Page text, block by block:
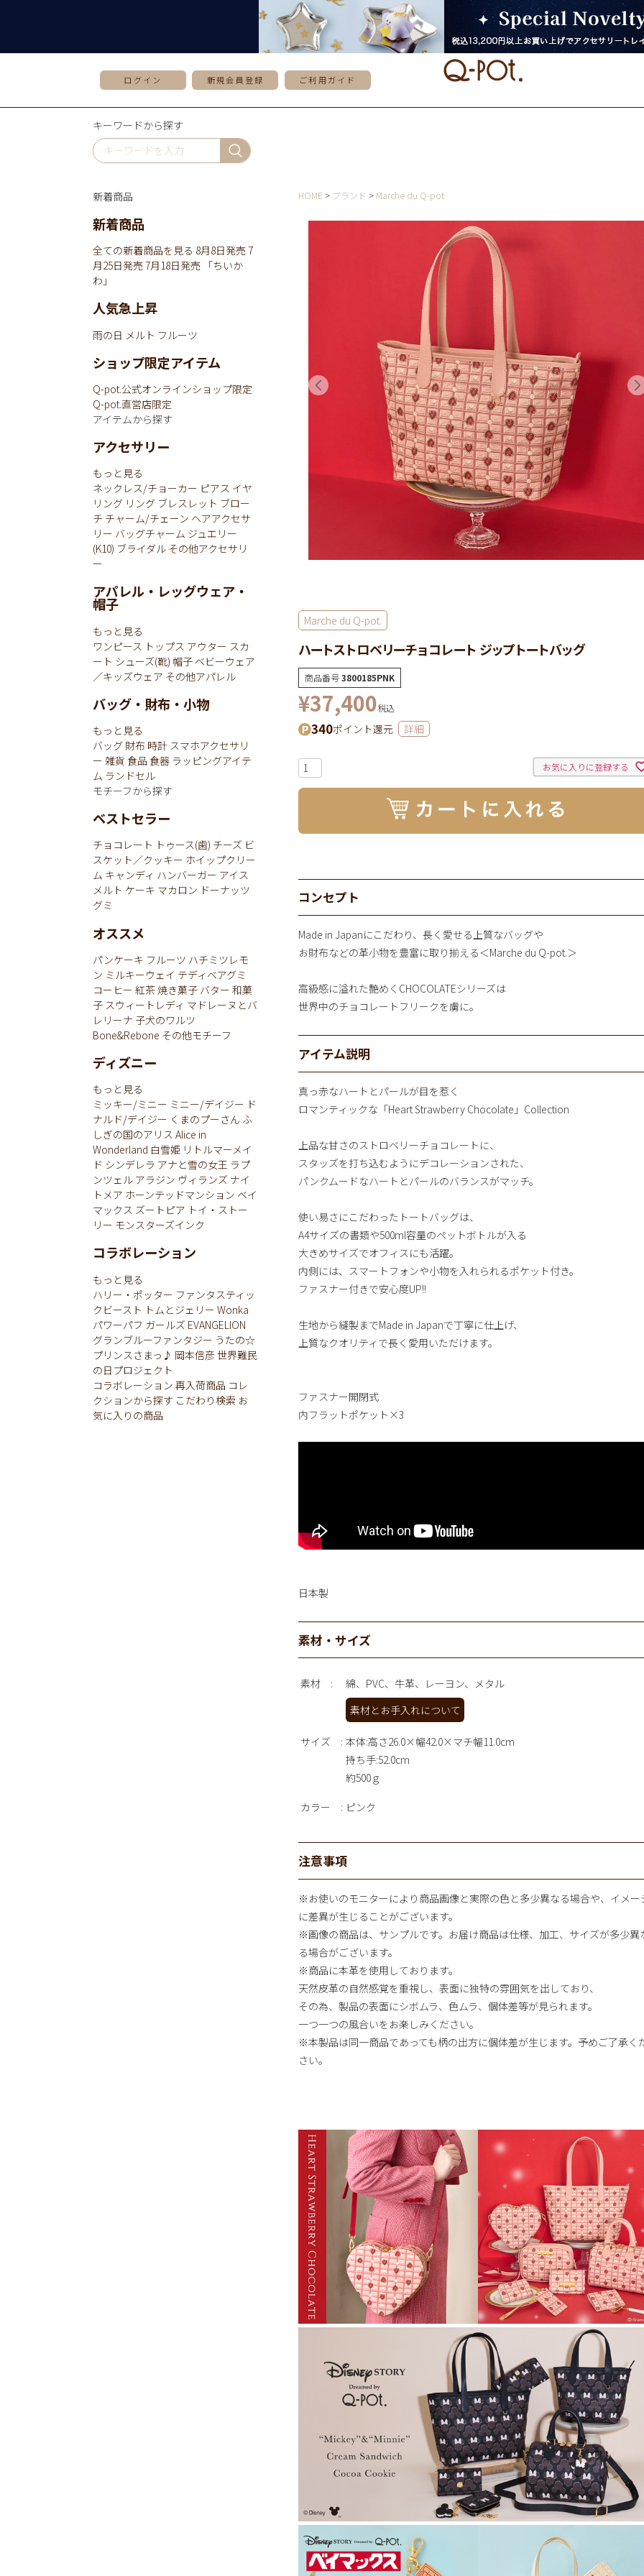
ログイン 新規会員登録 ご利用ガイド
キーワードから探す
HOME ブランド Marche du Q-pot.
Marche du Q-pot.
ハートストロベリーチョコレート ジップトートバッグ
商品番号3800185PNK
¥37,400税込
340ポイント還元 詳細
お気に入りに登録する
コンセプト
Made in Japanにこだわり、長く愛せる上質なバッグや
お財布などの革小物を豊富に取り揃える＜Marche du Q-pot.＞
高級感に溢れた艶めくCHOCOLATEシリーズは
世界中のチョコレートフリークを虜に。
アイテム説明
真っ赤なハートとパールが目を惹く
ロマンティックな「Heart Strawberry Chocolate」Collection
上品な甘さのストロベリーチョコレートに、
スタッズを打ち込むようにデコレーションされた、
パンクムードなハートとパールのバランスがマッチ。
使い易さにこだわったトートバッグは、
A4サイズの書類や500ml容量のペットボトルが入る
大きめサイズでオフィスにも活躍。
内側には、スマートフォンや小物を入れられるポケット付き。
ファスナー付きで安心度UP!!
生地から縫製までMade in Japanで丁寧に仕上げ、
上質なクオリティで長く愛用いただけます。
ファスナー開閉式
内フラットポケット×3
日本製
素材・サイズ
素材
綿、PVC、牛革、レーヨン、メタル
素材とお手入れについて
サイズ
本体:高さ26.0×幅42.0×マチ幅11.0cm
持ち手:52.0cm
約500ｇ
カラー ピンク
注意事項
※お使いのモニターにより商品画像と実際の色と多少異なる場合や、イメー
に差異が生じることがございます。
※画像の商品は、サンプルです。お届け商品は仕様、加工、サイズが多少異
る場合がございます。
※商品に本革を使用しております。
天然皮革の自然感覚を重視し、表面に独特の雰囲気を出しており、
その為、製品の表面にシボムラ、色ムラ、個体差等が見られます。
一つ一つの風合いをお楽しみください。
※本製品は同一商品であっても柄の出方に個体差が生じます。予めご了承く
さい。
新着商品
新着商品
全ての新着商品を見る 8月8日発売7
月25日発売7月18日発売 「ちいか
わ」
人気急上昇
雨の日 メルト フルーツ
ショップ限定アイテム
Q-pot.公式オンラインショップ限定
Q-pot.直営店限定
アイテムから探す
アクセサリー
もっと見る
ネックレス/チョーカー ピアス イヤ
リング リング ブレスレット ブロー
チ チャーム/チェーン ヘアアクセサ
リー バッグチャーム ジュエリー
(K10) ブライダル その他アクセサリ
ー
アパレル・レッグウェア・
帽子
もっと見る
ワンピース トップス アウター スカ
ート シューズ(靴) 帽子 ベビーウェア
／キッズウェア その他アパレル
バッグ・財布・小物
もっと見る
バッグ 財布 時計 スマホアクセサリ
ー 雑貨 食品 食器 ラッピングアイテ
ム ランドセル
モチーフから探す
ベストセラー
チョコレート トゥース(歯) チーズ ビ
スケット／クッキー ホイップクリー
ム キャンディ ハンバーガー アイス
メルト ケーキ マカロン ドーナッツ
グミ
オススメ
パンケーキ フルーツ ハチミツレモ
ン ミルキーウェイ テディベアグミ
コーヒー 紅茶焼き菓子 バター 和菓
子 スウィートレディ マドレーヌとバ
レリーナ 子犬のワルツ
Bone&Rebone その他モチーフ
ディズニー
もっと見る
ミッキー/ミニー ミニー/デイジー ド
ナルド/デイジー くまのプーさん ふ
しぎの国のアリス Alice in
Wonderland 白雪姫 リトルマーメイ
ド シンデレラ アナと雪の女王 ラプ
ンツェル アラジン ヴィランズ ナイ
トメア ホーンテッドマンション ベイ
マックス ズートピア トイ・ストー
リー モンスターズインク
コラボレーション
もっと見る
ハリー・ポッター ファンタスティッ
クビースト トムとジェリー Wonka
パワーパフ ガールズ EVANGELION
グランブルーファンタジー うたの☆
プリンスさまっ♪ 岡本信彦世界難民
の日プロジェクト
コラボレーション 再入荷商品 コレ
クションから探す こだわり検索 お
気に入りの商品